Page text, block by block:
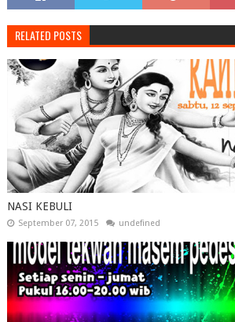
RELATED POSTS
NASI KEBULI
September 07, 2015 undefined